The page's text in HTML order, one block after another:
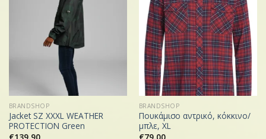
BRANDSHOP
Jacket SZ XXXL WEATHER
PROTECTION Green
BRANDSHOP
Πουκάμισο αντρικό, κόκκινο/
μπλε, XL